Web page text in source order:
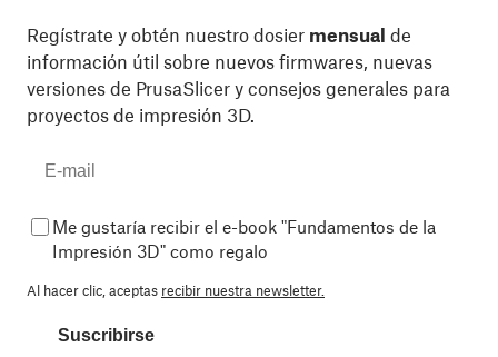
Regístrate y obtén nuestro dosier mensual de
información útil sobre nuevos firmwares, nuevas
versiones de PrusaSlicer y consejos generales para
proyectos de impresión 3D.
Me gustaría recibir el e-book "Fundamentos de la
Impresión 3D" como regalo
Al hacer clic, aceptas recibir nuestra newsletter.
Suscribirse